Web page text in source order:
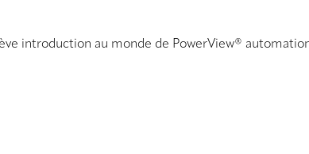
introduction au monde de PowerView®